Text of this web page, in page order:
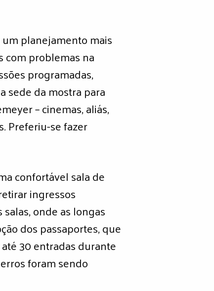
planejamento mais
com problemas na
programadas,
sede da mostra para
– cinemas, aliás,
Preferiu-se fazer
confortável sala de
ingressos
onde as longas
dos passaportes, que
30 entradas durante
foram sendo